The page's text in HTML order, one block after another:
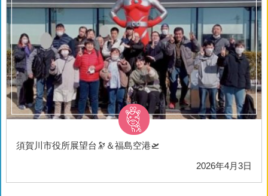
須賀川市役所展望台🔭＆福島空港🛫
2026年4月3日